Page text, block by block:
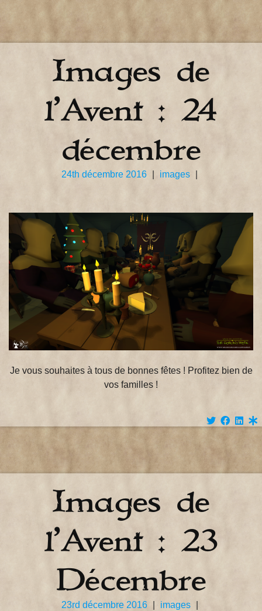
Images de
l’Avent : 24
décembre
24th décembre 2016 images
Je vous souhaites à tous de bonnes fêtes ! Profitez bien de
vos familles !
Images de
l’Avent : 23
Décembre
23rd décembre 2016 images